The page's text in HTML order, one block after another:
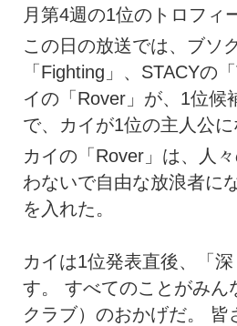
月第4週の1位のトロフィ
この日の放送では、ブソ
「Fighting」、STACYの
イの「Rover」が、1位候
で、カイが1位の主人公に
カイの「Rover」は、人
わないで自由な放浪者に
を入れた。
カイは1位発表直後、「
す。 すべてのことがみん
クラブ）のおかげだ。 皆